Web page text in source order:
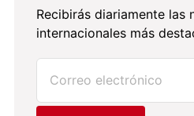
Recibirás diariamente las
internacionales más